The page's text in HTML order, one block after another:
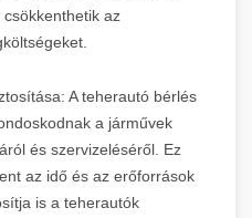
az
A teherautó bérlés
a járművek
és szervizeléséről. Ez
az idő és az erőforrások
is a teherautók